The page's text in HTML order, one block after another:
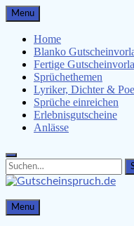
Skip
to
content
Menu
Home
Blanko
Fertige
Sprüchethemen
Lyriker, Dichter &
Sprüche einreichen
Erlebnisgutscheine
Anlässe
Search
for:
Search
Gutscheinspruch.de
Gutscheinsprüche &
Menu